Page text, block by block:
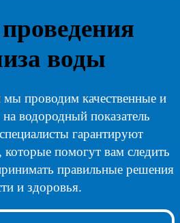
воды
проводим качественные и
водородный показатель
гарантируют
помогут вам следить
правильные решения
и здоровья.